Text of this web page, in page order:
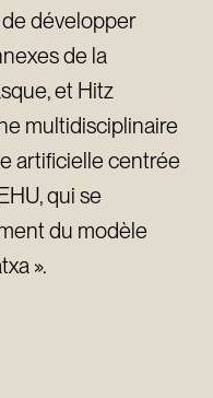
développer
de la
et Hitz
multidisciplinaire
artificielle centrée
qui se
du modèle
».